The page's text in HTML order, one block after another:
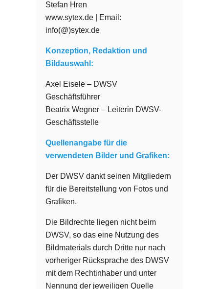
Stefan Hren
www.sytex.de | Email:
info(@)sytex.de
Konzeption, Redaktion und
Bildauswahl:
Axel Eisele – DWSV
Geschäftsführer
Beatrix Wegner – Leiterin DWSV-
Geschäftsstelle
Quellenangabe für die
verwendeten Bilder und Grafiken:
Der DWSV dankt seinen Mitgliedern
für die Bereitstellung von Fotos und
Grafiken.
Die Bildrechte liegen nicht beim
DWSV, so das eine Nutzung des
Bildmaterials durch Dritte nur nach
vorheriger Rücksprache des DWSV
mit dem Rechtinhaber und unter
Nennung der jeweiligen Quelle